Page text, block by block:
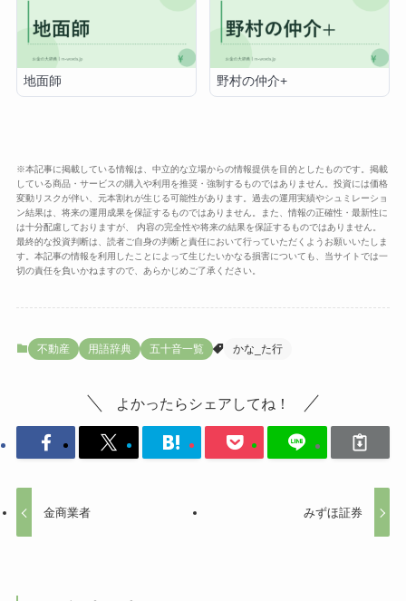
地面師 野村の仲介+
※本記事に掲載している情報は、中立的な立場からの情報提供を目的としたものです。掲載
している商品・サービスの購入や利用を推奨・強制するものではありません。投資には価格
変動リスクが伴い、元本割れが生じる可能性があります。過去の運用実績やシュミレーショ
ン結果は、将来の運用成果を保証するものではありません。また、情報の正確性・最新性に
は十分配慮しておりますが、 内容の完全性や将来の結果を保証するものではありません。
最終的な投資判断は、読者ご自身の判断と責任において行っていただくようお願いいたしま
す。本記事の情報を利用したことによって生じたいかなる損害についても、当サイトでは一
切の責任を負いかねますので、あらかじめご了承ください。
不動産 用語辞典 五十音一覧 かな_た行
よかったらシェアしてね！
金商業者 みずほ証券